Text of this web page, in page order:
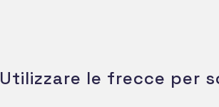
Utilizzare le frecce per